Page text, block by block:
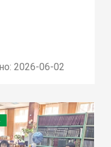
2026-06-02